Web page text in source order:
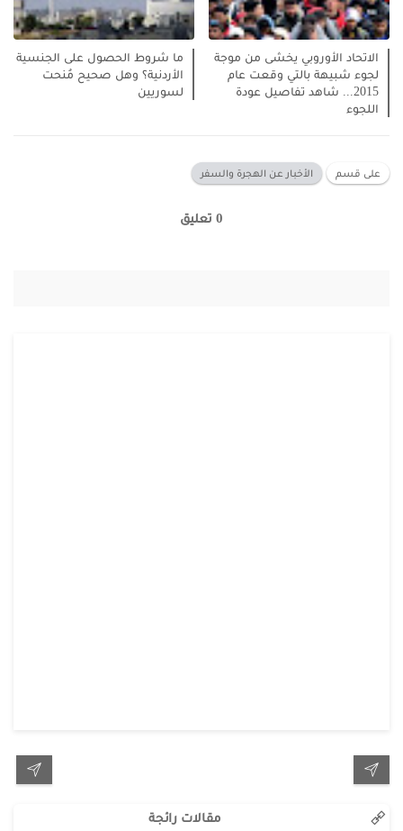
الاتحاد الأوروبي يخشى من موجة
لجوء شبيهة بالتي وقعت عام
2015... شاهد تفاصيل عودة
اللجوء
ما شروط الحصول على الجنسية
الأردنية؟ وهل صحيح مُنحت
لسوريين
على قسم الأخبار عن الهجرة والسفر
0 تعليق
مقالات رائجة